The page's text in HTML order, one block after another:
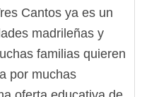
Cantos ya es un
madrileñas y
familias quieren
por muchas